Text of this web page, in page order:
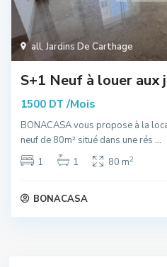
all,Jardins De Carthage
S+1 Neuf à louer aux
1500 DT /Mois
BONACASA vous propose à la
neuf de 80m² situé dans une rés ...
1
1 80 m2
BONACASA